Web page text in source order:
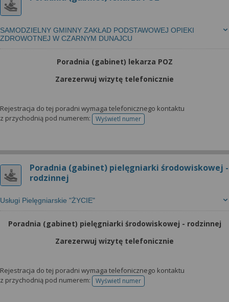
SAMODZIELNY GMINNY ZAKŁAD PODSTAWOWEJ OPIEKI
ZDROWOTNEJ W CZARNYM DUNAJCU
Poradnia (gabinet) lekarza POZ
Zarezerwuj wizytę telefonicznie
Rejestracja do tej poradni wymaga telefonicznego kontaktu
z przychodnią pod numerem:
Wyświetl numertelefonu do rejestracji
Poradnia (gabinet) pielęgniarki środowiskowej -
rodzinnej
Usługi Pielęgniarskie "ŻYCIE"
Poradnia (gabinet) pielęgniarki środowiskowej - rodzinnej
Zarezerwuj wizytę telefonicznie
Rejestracja do tej poradni wymaga telefonicznego kontaktu
z przychodnią pod numerem:
Wyświetl numertelefonu do rejestracji